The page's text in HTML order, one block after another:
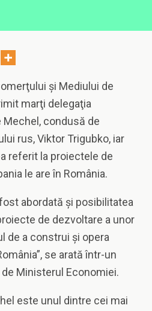
şi Mediului de
marţi delegaţia
condusă de
rus, Viktor Trigubko, iar
referit la proiectele de
le are în România.
abordată şi posibilitatea
de dezvoltare a unor
de a construi şi opera
se arată într-un
Ministerul Economiei.
este unul dintre cei mai